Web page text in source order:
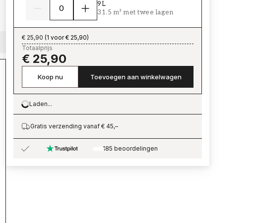
9L
31.5 m² met twee lagen
€ 25,90 (1 voor € 25,90)
Totaalprijs
€ 25,90
Koop nu Toevoegen aan winkelwagen
Loading…
Laden...
Gratis verzending vanaf € 45,–
185 beoordelingen